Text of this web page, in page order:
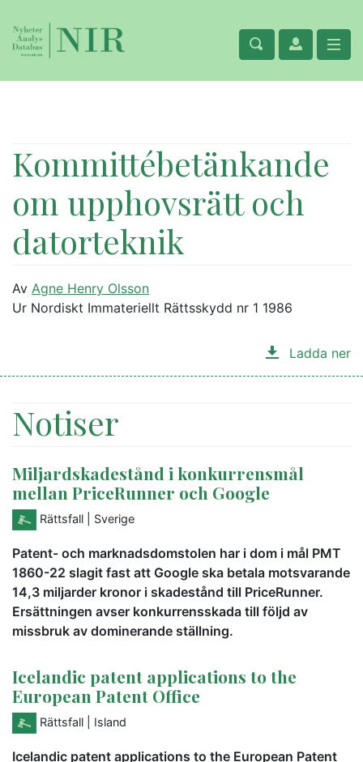
Kommittébetänkande
om upphovsrätt och
datorteknik
Av Agne Henry Olsson
Ur Nordiskt Immateriellt Rättsskydd nr 1 1986
Ladda ner
Notiser
Miljardskadestånd i konkurrensmål
mellan PriceRunner och Google
Rättsfall | Sverige
Patent- och marknadsdomstolen har i dom i mål PMT
1860-22 slagit fast att Google ska betala motsvarande
14,3 miljarder kronor i skadestånd till PriceRunner.
Ersättningen avser konkurrensskada till följd av
missbruk av dominerande ställning.
Icelandic patent applications to the
European Patent Office
Rättsfall | Island
Icelandic patent applications to the European Patent